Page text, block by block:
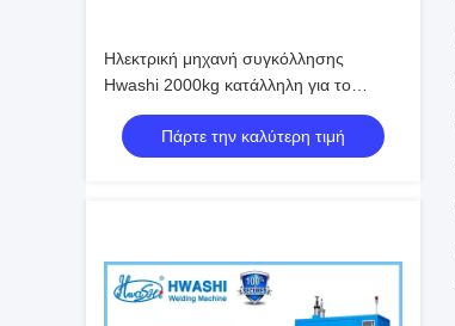
Ηλεκτρική μηχανή συγκόλλησης
Hwashi 2000kg κατάλληλη για το
καλώδιο χαλκού
Πάρτε την καλύτερη τιμή